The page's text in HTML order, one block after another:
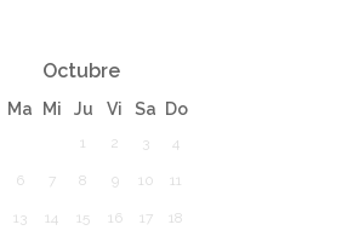
Octubre
Ma Mi Ju Vi Sa Do
1 2 3 4
6 7 8 9 10 11
13 14 15 16 17 18